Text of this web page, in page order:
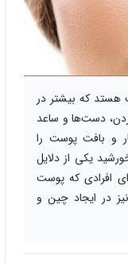
که بیشتر در
دست‌ها و ساعد
و بافت پوست را
یکی از دلایل
افرادی که پوست
در ایجاد چین و